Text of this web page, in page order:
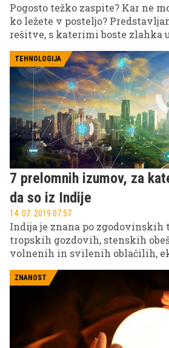
Pogosto težko zaspite? Kar ne
ko ležete v posteljo?
rešitve, s katerimi boste zlahka
TEHNOLOGIJA
7 prelomnih izumov, za
da so iz Indije
14. 07. 2019 07.57
Indija je znana po zgodovinskih
tropskih gozdovih, stenskih
volnenih in svilenih oblačilih,
malo manj pa po prelomnih
večinoma oblikovala svet, kot
ZNANOST